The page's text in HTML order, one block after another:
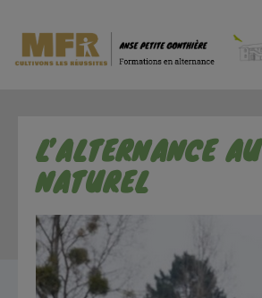
L’ALTERNANCE AU
NATUREL